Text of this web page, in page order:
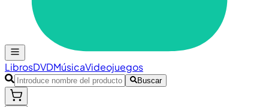
LibrosDVDMúsicaVideojuegos
Buscar